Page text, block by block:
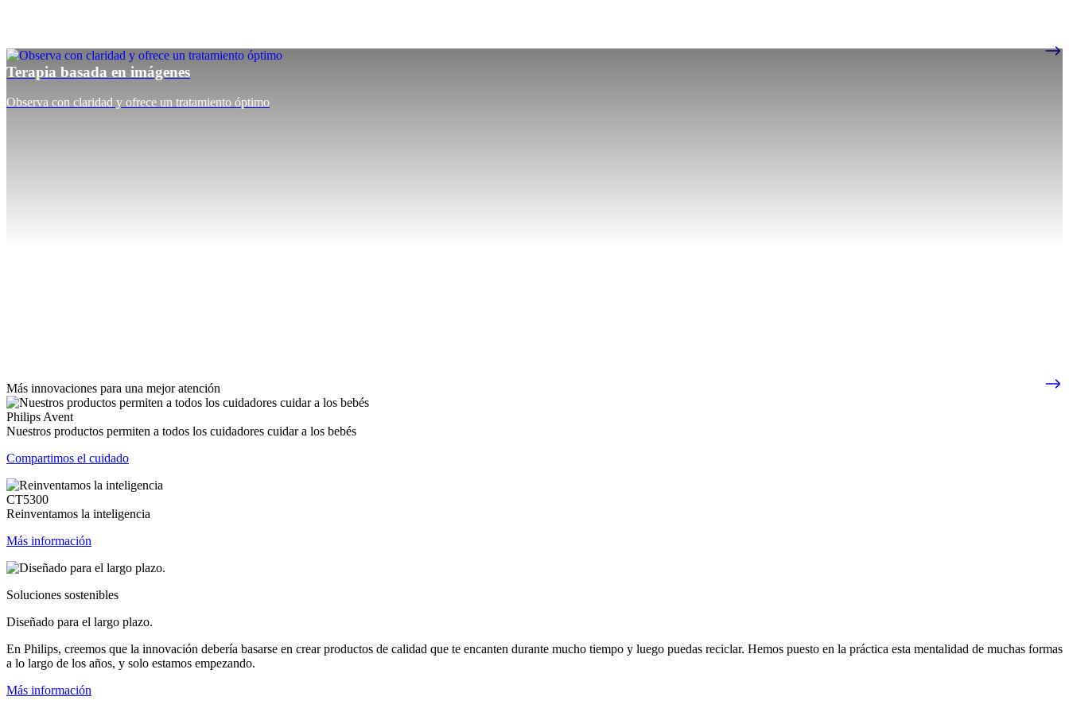
Terapia basada en imágenes
Observa con claridad y ofrece un tratamiento óptimo
Más innovaciones para una mejor atención
Philips Avent
Nuestros productos permiten a todos los cuidadores cuidar a los bebés
Compartimos el cuidado
CT5300
Reinventamos la inteligencia
Más información
Soluciones sostenibles
Diseñado para el largo plazo.
En Philips, creemos que la innovación debería basarse en crear productos de calidad que te encanten durante mucho tiempo y luego puedas reciclar. Hemos puesto en la práctica esta mentalidad de muchas formas
a lo largo de los años, y solo estamos empezando.
Más información